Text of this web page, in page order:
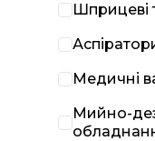
Шприцеві
Медичні
Мийно-